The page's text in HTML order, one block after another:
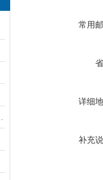
常用
详细
补充